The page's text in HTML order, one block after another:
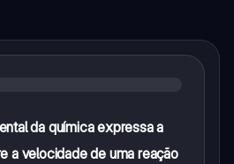
da química expressa a
a velocidade de uma reação